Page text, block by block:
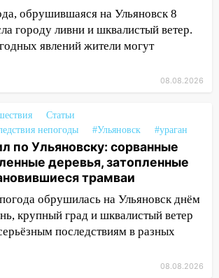
установили ещё
для крупногабаритного
бесплатно покажут
госуниверситете
отечественный прибор для
могут вернуть деньги
закрывшегося фитнес-
Fitness»
вмешательства
в селах Ульяновской
в порядок детские
обрушившаяся на Ульяновск 8
городу ливни и шквалистый ветер.
явлений жители могут
08.08.2026
Статьи
непогоды #Ульяновск #ураган
по Ульяновску: сорванные
деревья, затопленные
трамваи
обрушилась на Ульяновск днём
крупный град и шквалистый ветер
последствиям в разных
08.08.2026